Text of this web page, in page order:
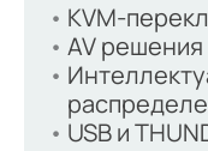
KVM-
AV решения
USB и